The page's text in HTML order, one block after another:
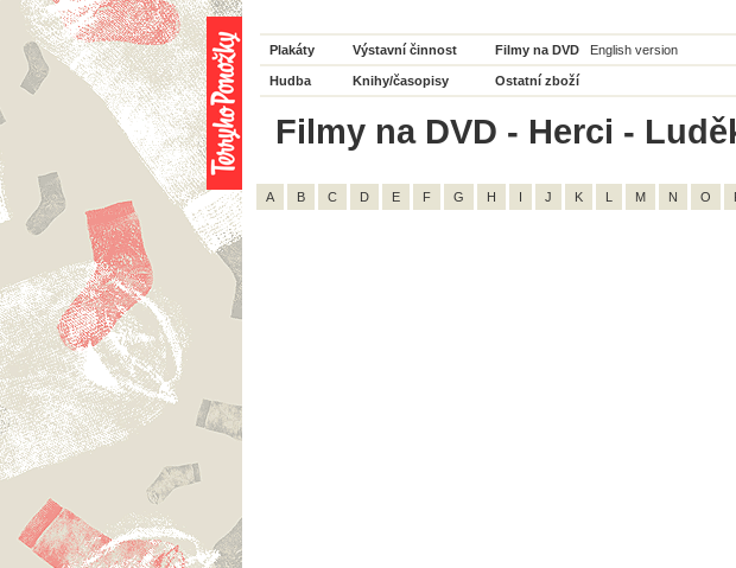
Plakáty Výstavní činnost Filmy na DVD English version
Hudba Knihy/časopisy Ostatní zboží
Filmy na DVD - Herci -
A B C D E F G H I J K L M N O